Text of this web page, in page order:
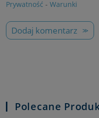
Prywatność - Warunki
Dodaj komentarz
Polecane